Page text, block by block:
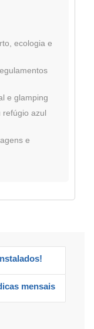
ecologia e
e glamping
refúgio azul
e
mensais